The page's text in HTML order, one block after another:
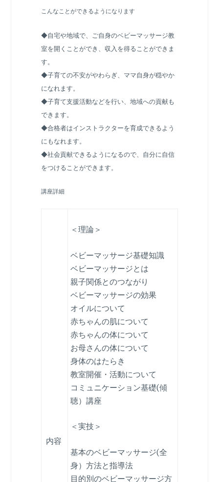
こんなことができるようになります
◆自宅や地域で、ご自身のベビーマッサージ教
室を開くことができ、収入を得ることができま
す。
◆子育ての不安がやわらぎ、ママ自身が穏やか
になれます。
◆子育て支援活動などを行い、地域への貢献も
できます。
◆合格者はインストラクターを育成できるよう
にもなれます。
◆社会貢献できるようになるので、自分に自信
をつけることができます。
講座詳細
内容
＜理論＞
ベビーマッサージ基礎知識
ベビーマッサージとは
親子関係とのつながり
ベビーマッサージの効果
オイルについて
赤ちゃんの肌について
赤ちゃんの体について
お母さんの体について
身体のはたらき
教室開催・活動について
コミュニケーション基礎(傾
聴）講座
＜実技＞
基本のベビーマッサージ(全
身）方法と指導法
目的別のベビーマッサージ方